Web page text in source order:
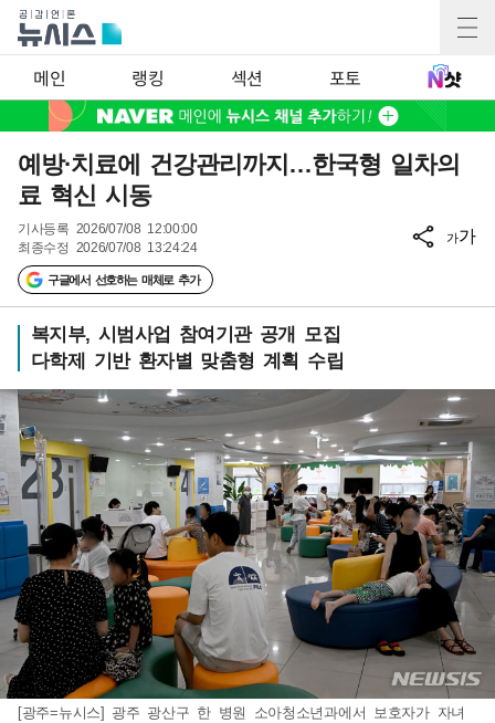
메인 랭킹 섹션 포토
예방·치료에 건강관리까지…한국형 일차의
료 혁신 시동
기사등록 2026/07/08 12:00:00
최종수정 2026/07/08 13:24:24
구글에서 선호하는 매체로 추가
가가
복지부, 시범사업 참여기관 공개 모집
다학제 기반 환자별 맞춤형 계획 수립
[광주=뉴시스] 광주 광산구 한 병원 소아청소년과에서 보호자가 자녀